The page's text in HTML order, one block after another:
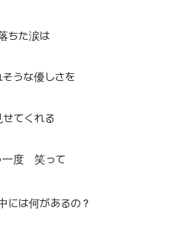
ちた涙は
そうな優しさを
せてくれる
一度 笑って
には何があるの？